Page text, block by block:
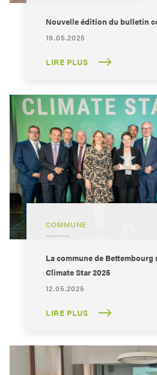
Nouvelle édition du bulletin
19.05.2025
LIRE PLUS
COMMUNE
La commune de Bettembourg
Climate Star 2025
12.05.2025
LIRE PLUS